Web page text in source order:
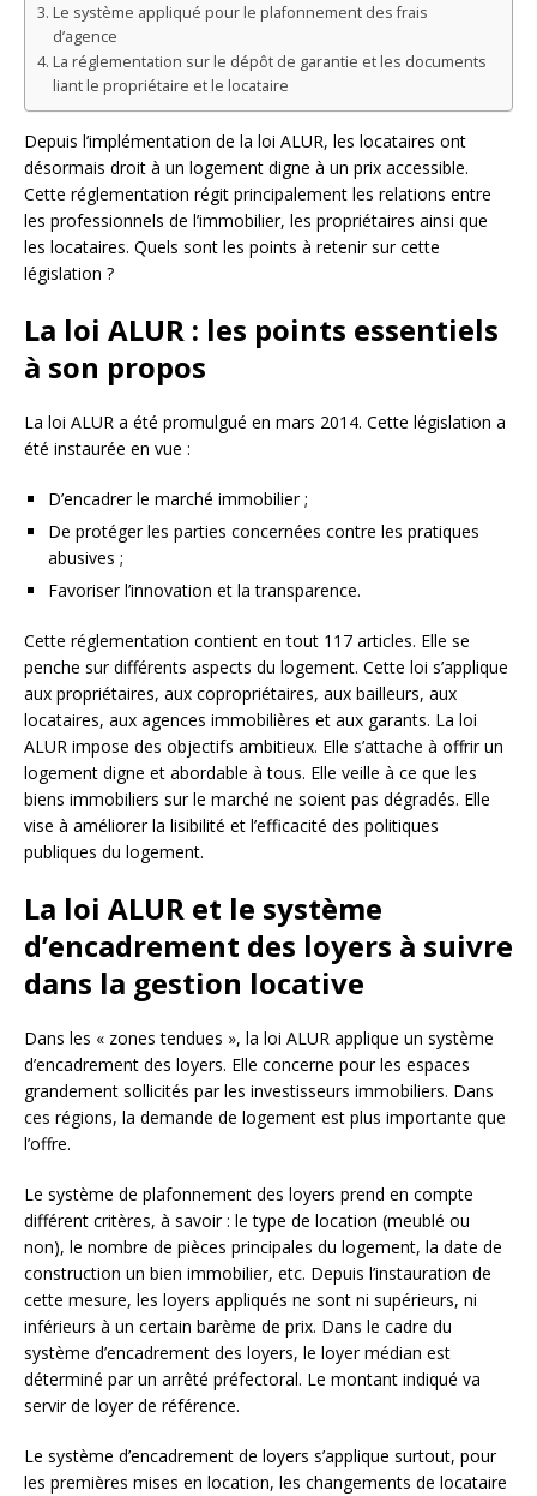
Le système appliqué pour le plafonnement des frais
d’agence
La réglementation sur le dépôt de garantie et les documents
liant le propriétaire et le locataire
Depuis l’implémentation de la loi ALUR, les locataires ont
désormais droit à un logement digne à un prix accessible.
Cette réglementation régit principalement les relations entre
les professionnels de l’immobilier, les propriétaires ainsi que
les locataires. Quels sont les points à retenir sur cette
législation ?
La loi ALUR : les points essentiels
à son propos
La loi ALUR a été promulgué en mars 2014. Cette législation a
été instaurée en vue :
D’encadrer le marché immobilier ;
De protéger les parties concernées contre les pratiques
abusives ;
Favoriser l’innovation et la transparence.
Cette réglementation contient en tout 117 articles. Elle se
penche sur différents aspects du logement. Cette loi s’applique
aux propriétaires, aux copropriétaires, aux bailleurs, aux
locataires, aux agences immobilières et aux garants. La loi
ALUR impose des objectifs ambitieux. Elle s’attache à offrir un
logement digne et abordable à tous. Elle veille à ce que les
biens immobiliers sur le marché ne soient pas dégradés. Elle
vise à améliorer la lisibilité et l’efficacité des politiques
publiques du logement.
La loi ALUR et le système
d’encadrement des loyers à suivre
dans la gestion locative
Dans les « zones tendues », la loi ALUR applique un système
d’encadrement des loyers. Elle concerne pour les espaces
grandement sollicités par les investisseurs immobiliers. Dans
ces régions, la demande de logement est plus importante que
l’offre.
Le système de plafonnement des loyers prend en compte
différent critères, à savoir : le type de location (meublé ou
non), le nombre de pièces principales du logement, la date de
construction un bien immobilier, etc. Depuis l’instauration de
cette mesure, les loyers appliqués ne sont ni supérieurs, ni
inférieurs à un certain barème de prix. Dans le cadre du
système d’encadrement des loyers, le loyer médian est
déterminé par un arrêté préfectoral. Le montant indiqué va
servir de loyer de référence.
Le système d’encadrement de loyers s’applique surtout, pour
les premières mises en location, les changements de locataire